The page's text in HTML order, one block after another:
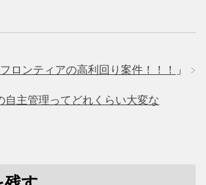
ロンティアの高利回り案件！！！ 」
自主管理ってどれくらい大変な